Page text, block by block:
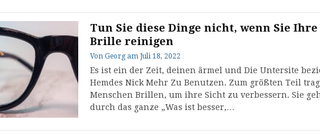
Tun Sie diese Dinge nicht, wenn Sie Ihre
Brille reinigen
Von Georg am Juli 18, 2022
Es ist ein der Zeit, deinen ärmel und Die Untersite
Hemdes Nick Mehr Zu Benutzen. Zum größten Teil
Menschen Brillen, um ihre Sicht zu verbessern. Sie
durch das ganze „Was ist besser,…